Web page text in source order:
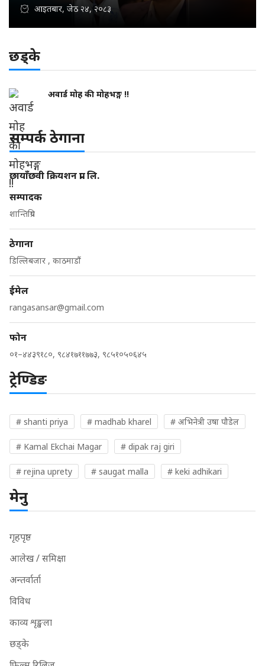
आइतबार, जेठ २४, २०८३
छड्के
अवार्ड मोह की मोहभङ्ग !!
सम्पर्क ठेगाना
छायाँछवी क्रियशन प्रा. लि.
सम्पादक
शान्तिप्रिय
ठेगाना
डिल्लिबजार , काठमाडौं
ईमेल
rangasansar@gmail.com
फोन
०१–४४३९१८०, ९८४१७११७७३, ९८५१०५०६४५
ट्रेण्डिङ
# shanti priya # madhab kharel # अभिनेत्री उषा पौडेल
# Kamal Ekchai Magar # dipak raj giri
# rejina uprety # saugat malla # keki adhikari
मेनु
गृहपृष्ठ
आलेख / समिक्षा
अन्तर्वार्ता
विविध
काव्य शृङ्खला
छड्के